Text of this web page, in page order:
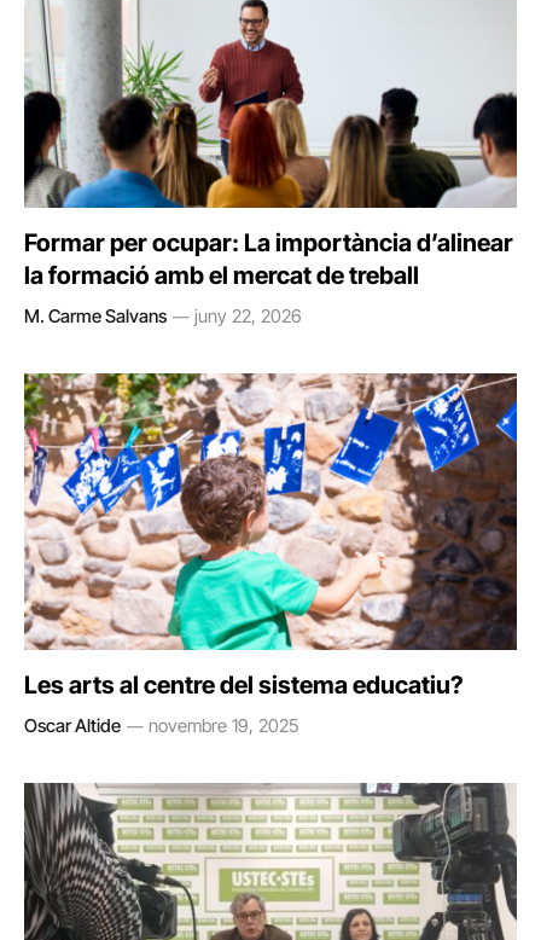
Formar per ocupar: La importància d’alinear
la formació amb el mercat de treball
M. Carme Salvans juny 22, 2026
Les arts al centre del sistema educatiu?
Oscar Altide novembre 19, 2025